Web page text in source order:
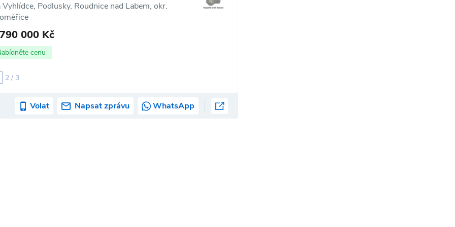
Vyhlídce, Podlusky, Roudnice nad Labem, okr.
000 Kč
cenu
2 / 3
Volat Napsat zprávu WhatsApp